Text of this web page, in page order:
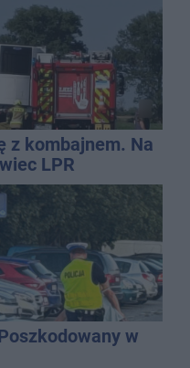
z kombajnem. Na
LPR
w